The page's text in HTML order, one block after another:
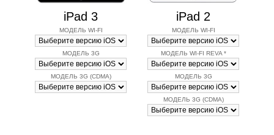
iPad 3
МОДЕЛЬ WI-FI
МОДЕЛЬ 3G
МОДЕЛЬ 3G (CDMA)
iPad 2
МОДЕЛЬ WI-FI
МОДЕЛЬ WI-FI REVA *
МОДЕЛЬ 3G
МОДЕЛЬ 3G (CDMA)